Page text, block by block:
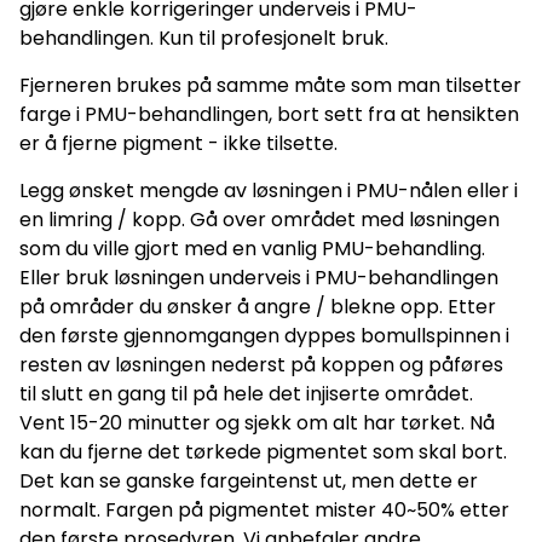
gjøre enkle korrigeringer underveis i PMU-
behandlingen. Kun til profesjonelt bruk.
Fjerneren brukes på samme måte som man tilsetter
farge i PMU-behandlingen, bort sett fra at hensikten
er å fjerne pigment - ikke tilsette.
Legg ønsket mengde av løsningen i PMU-nålen eller i
en limring / kopp. Gå over området med løsningen
som du ville gjort med en vanlig PMU-behandling.
Eller bruk løsningen underveis i PMU-behandlingen
på områder du ønsker å angre / blekne opp. Etter
den første gjennomgangen dyppes bomullspinnen i
resten av løsningen nederst på koppen og påføres
til slutt en gang til på hele det injiserte området.
Vent 15-20 minutter og sjekk om alt har tørket. Nå
kan du fjerne det tørkede pigmentet som skal bort.
Det kan se ganske fargeintenst ut, men dette er
normalt. Fargen på pigmentet mister 40~50% etter